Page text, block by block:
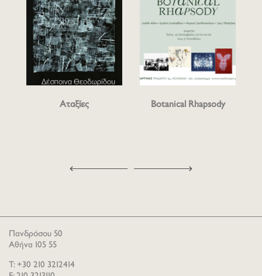
Αταξίες Botanical Rhapsody
Πανδρόσου 50
Αθήνα 105 55
T: +30 210 3212414